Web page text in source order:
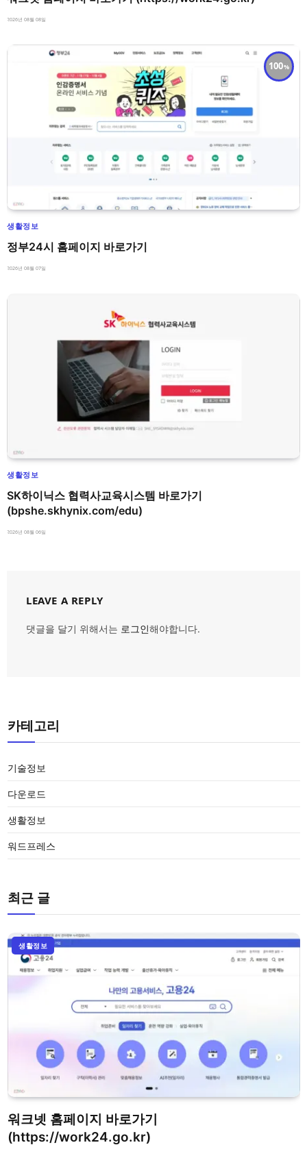
2026년 08월 08일
100
생활정보
정부24시 홈페이지 바로가기
2026년 08월 07일
생활정보
SK하이닉스 협력사교육시스템 바로가기
(bpshe.skhynix.com/edu)
2026년 08월 06일
LEAVE A REPLY
댓글을 달기 위해서는 로그인해야합니다.
카테고리
기술정보
다운로드
생활정보
워드프레스
최근 글
생활정보
워크넷 홈페이지 바로가기
(https://work24.go.kr)